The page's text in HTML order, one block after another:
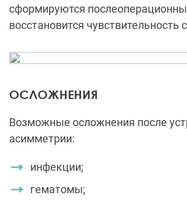
сформируются
восстановится чувствительность
ОСЛОЖНЕНИЯ
Возможные осложнения после
асимметрии:
инфекции;
гематомы;